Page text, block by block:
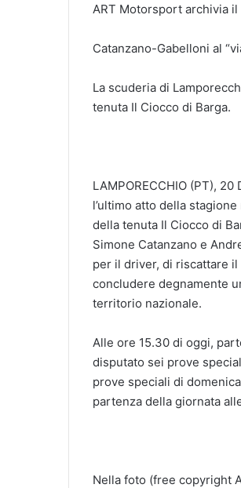
ART Motorsport archivia
Catanzano-Gabelloni al
La scuderia di
tenuta Il Ciocco di Barga.
LAMPORECCHIO (PT),
l’ultimo atto della
della tenuta Il Ciocco di
Simone Catanzano e
per il driver, di riscattare
concludere degnamente
territorio nazionale.
Alle ore 15.30 di oggi,
disputato sei prove
prove speciali di
partenza della giornata
Nella foto (free copyright